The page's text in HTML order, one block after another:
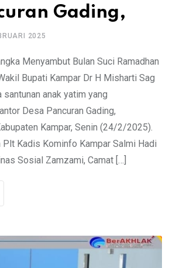
Gading,
2025
Menyambut Bulan Suci Ramadhan
Bupati Kampar Dr H Misharti Sag
santunan anak yatim yang
Desa Pancuran Gading,
Kampar, Senin (24/2/2025).
Kadis Kominfo Kampar Salmi Hadi
Sosial Zamzami, Camat […]